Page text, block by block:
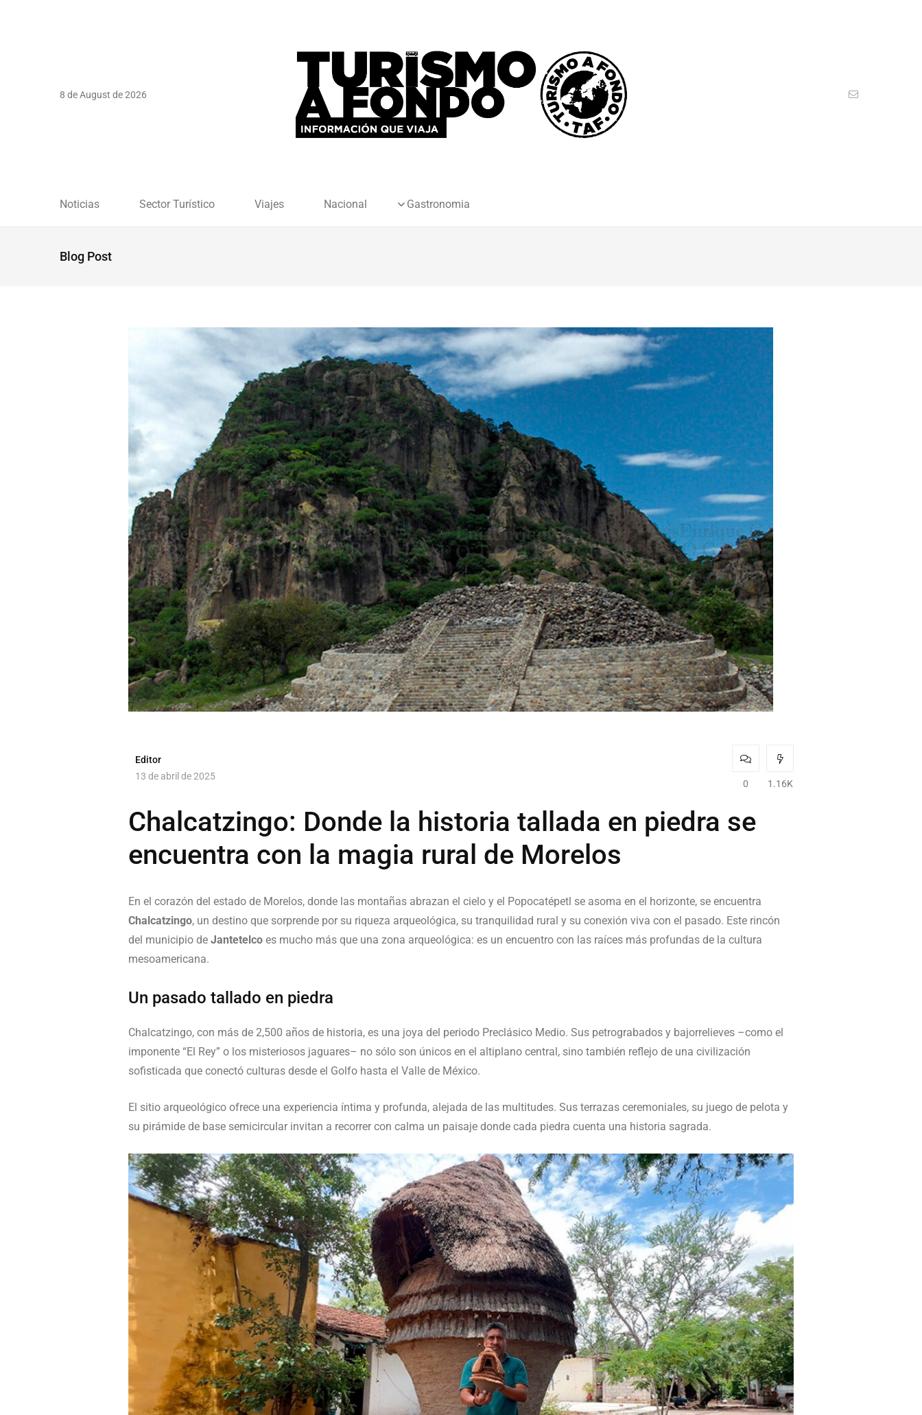
8 de August de 2026
Noticias Sector Turístico Viajes Nacional Gastronomia
Blog Post
Editor
13 de abril de 2025
0 1.16K
Chalcatzingo: Donde la historia tallada en piedra se
encuentra con la magia rural de Morelos
En el corazón del estado de Morelos, donde las montañas abrazan el cielo y el Popocatépetl se asoma en el horizonte, se encuentra
Chalcatzingo, un destino que sorprende por su riqueza arqueológica, su tranquilidad rural y su conexión viva con el pasado. Este rincón
del municipio de Jantetelco es mucho más que una zona arqueológica: es un encuentro con las raíces más profundas de la cultura
mesoamericana.
Un pasado tallado en piedra
Chalcatzingo, con más de 2,500 años de historia, es una joya del periodo Preclásico Medio. Sus petrograbados y bajorrelieves –como el
imponente “El Rey” o los misteriosos jaguares– no sólo son únicos en el altiplano central, sino también reflejo de una civilización
sofisticada que conectó culturas desde el Golfo hasta el Valle de México.
El sitio arqueológico ofrece una experiencia íntima y profunda, alejada de las multitudes. Sus terrazas ceremoniales, su juego de pelota y
su pirámide de base semicircular invitan a recorrer con calma un paisaje donde cada piedra cuenta una historia sagrada.